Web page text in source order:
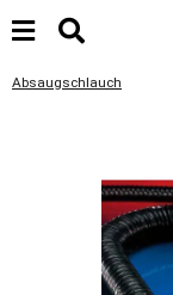
Absaugschlauch